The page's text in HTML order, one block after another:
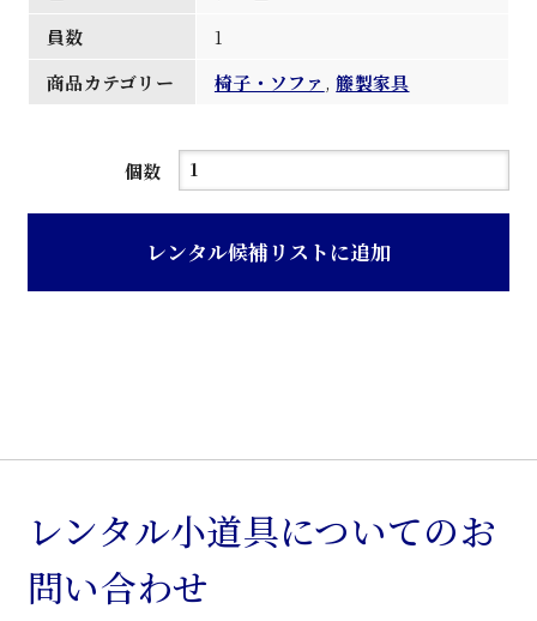
員数
1
商品カテゴリー
椅子・ソファ ,籐製家具
個数
ア
籐
チ
ェ
ア
レンタル候補リストに追加
レンタル小道具についてのお
問い合わせ